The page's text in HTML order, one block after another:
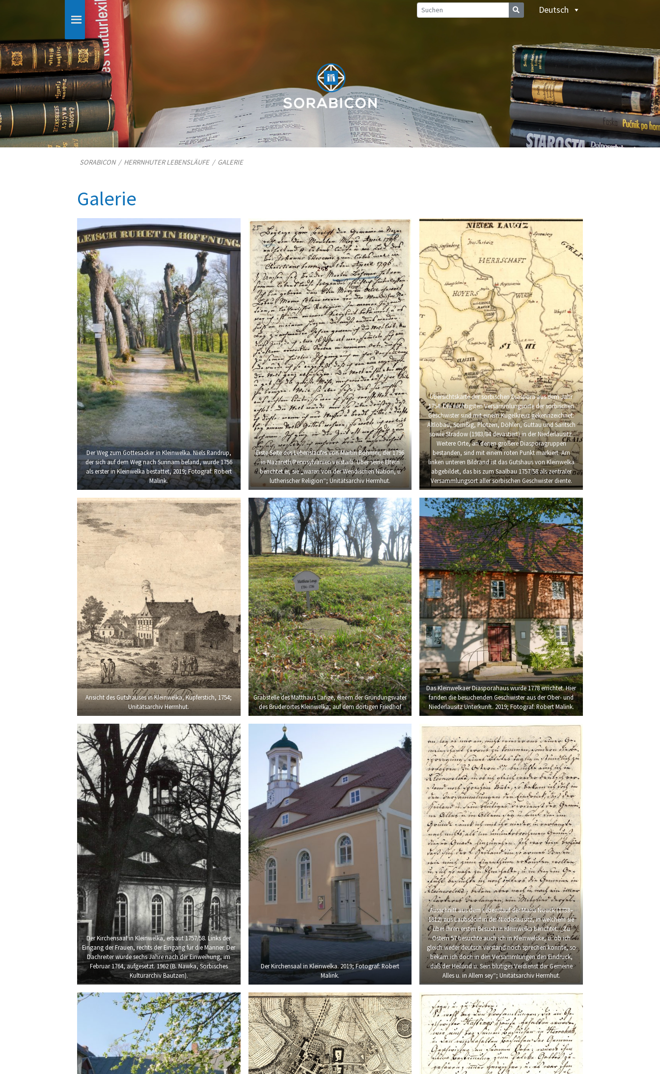
Deutsch
SORABICON/ HERRNHUTER LEBENSLÄUFE/ GALERIE
Galerie
Der Weg zum Gottesacker in Kleinwelka. Niels Randrup,
der sich auf dem Weg nach Surinam befand, wurde 1756
als erster in Kleinwelka bestattet, 2019; Fotograf: Robert
Malink.
Erste Seite des Lebenslaufes von Martin Böhmer, der 1796
in Nazareth/Pennsylvanien verstarb. Über seine Eltern
berichtet er, sie „waren von der Wendischen Nation, u
lutherischer Religion“; Unitätsarchiv Herrnhut.
Übersichtskarte der sorbischen Diaspora aus dem Jahr
1754. Die wichtigsten Versammlungsorte der sorbischen
Geschwister sind mit einem Kugelkreuz gekennzeichnet:
Altlöbau, Sornßig, Plotzen, Döhlen, Guttau und Saritsch
sowie Stradow (1983/84 devastiert) in der Niederlausitz.
Weitere Orte, an denen größere Diasporagruppen
bestanden, sind mit einem roten Punkt markiert. Am
linken unteren Bildrand ist das Gutshaus von Kleinwelka
abgebildet, das bis zum Saalbau 1757/58 als zentraler
Versammlungsort aller sorbischen Geschwister diente.
Ansicht des Gutshauses in Kleinwelka, Kupferstich, 1754;
Unitätsarchiv Herrnhut.
Grabstelle des Matthäus Lange, einem der Gründungsväter
des Brüderortes Kleinwelka, auf dem dortigen Friedhof
Das Kleinwelkaer Diasporahaus wurde 1778 errichtet. Hier
fanden die besuchenden Geschwister aus der Ober- und
Niederlausitz Unterkunft. 2019; Fotograf: Robert Malink.
Der Kirchensaal in Kleinwelka, erbaut 1757/58. Links der
Eingang der Frauen, rechts der Eingang für die Männer. Der
Dachreiter wurde sechs Jahre nach der Einweihung, im
Februar 1764, aufgesetzt. 1962 (B. Nawka, Sorbisches
Kulturarchiv Bautzen).
Der Kirchensaal in Kleinwelka. 2019; Fotograf: Robert
Malink.
Ausschnitt aus dem Lebenslauf der Maria Noack (1733–
1812) aus Laubsdorf in der Niederlausitz, in welchem sie
über ihren ersten Besuch in Kleinwelka berichtet: „Zu
Ostern 57 besuchte auch ich in Kleinwelcke, u. ob ich
gleich weder deutsch verstand noch sprechen konnte, so
bekam ich doch in den Versammlungen den Eindruck,
daß der Heiland u. Sein blutiges Verdienst der Gemeine
Alles u. in Allem sey“; Unitätsarchiv Herrnhut.